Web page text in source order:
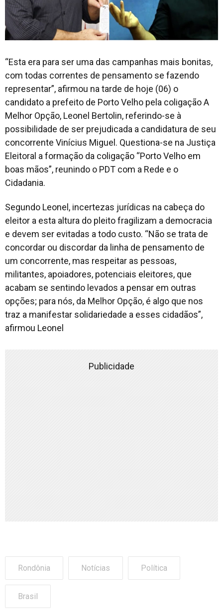
“Esta era para ser uma das campanhas mais bonitas,
com todas correntes de pensamento se fazendo
representar”, afirmou na tarde de hoje (06) o
candidato a prefeito de Porto Velho pela coligação A
Melhor Opção, Leonel Bertolin, referindo-se à
possibilidade de ser prejudicada a candidatura de seu
concorrente Vinícius Miguel. Questiona-se na Justiça
Eleitoral a formação da coligação “Porto Velho em
boas mãos”, reunindo o PDT com a Rede e o
Cidadania.
Segundo Leonel, incertezas jurídicas na cabeça do
eleitor a esta altura do pleito fragilizam a democracia
e devem ser evitadas a todo custo. “Não se trata de
concordar ou discordar da linha de pensamento de
um concorrente, mas respeitar as pessoas,
militantes, apoiadores, potenciais eleitores, que
acabam se sentindo levados a pensar em outras
opções; para nós, da Melhor Opção, é algo que nos
traz a manifestar solidariedade a esses cidadãos”,
afirmou Leonel
Publicidade
Rondônia Notícias Política
Brasil